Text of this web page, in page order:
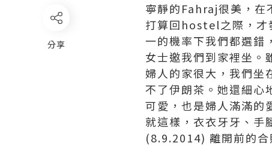
寧靜的Fahraj很美，在
打算回hostel之際，才
一的機率下我們都選錯
女士邀我們到家裡坐。
婦人的家很大，我們坐
不了伊朗茶。她還細心
可愛，也是婦人滿滿的
就這樣，衣衣牙牙、手
(8.9.2014) 離開前的合
分享